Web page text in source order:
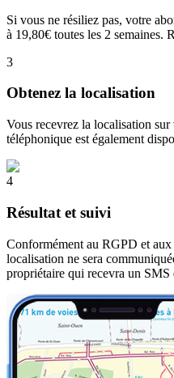
Si vous ne résiliez pas, votre
à 19,80€ toutes les 2 semaines.
3
Obtenez la localisation
Vous recevrez la localisation
téléphonique est également
4
Résultat et suivi
Conformément au RGPD et
localisation ne sera
propriétaire qui recevra un